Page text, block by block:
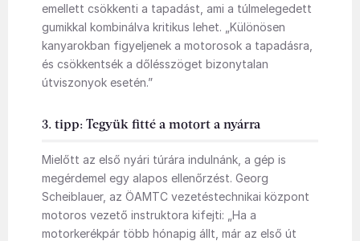
emellett csökkenti a tapadást, ami a túlmelegedett
gumikkal kombinálva kritikus lehet. „Különösen
kanyarokban figyeljenek a motorosok a tapadásra,
és csökkentsék a dőlésszöget bizonytalan
útviszonyok esetén.”
3. tipp: Tegyük fitté a motort a nyárra
Mielőtt az első nyári túrára indulnánk, a gép is
megérdemel egy alapos ellenőrzést. Georg
Scheiblauer, az ÖAMTC vezetéstechnikai központ
motoros vezető instruktora kifejti: „Ha a
motorkerékpár több hónapig állt, már az első út